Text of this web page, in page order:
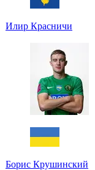
Илир Красничи
Борис Крушинский